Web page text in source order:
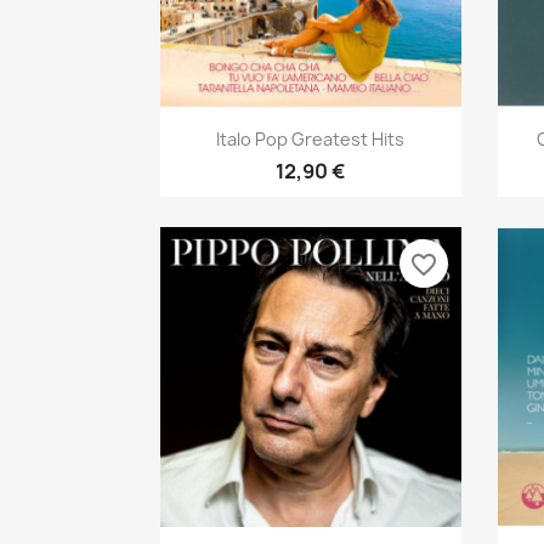
Aperçu rapide
Italo Pop Greatest Hits
12,90 €
favorite_border